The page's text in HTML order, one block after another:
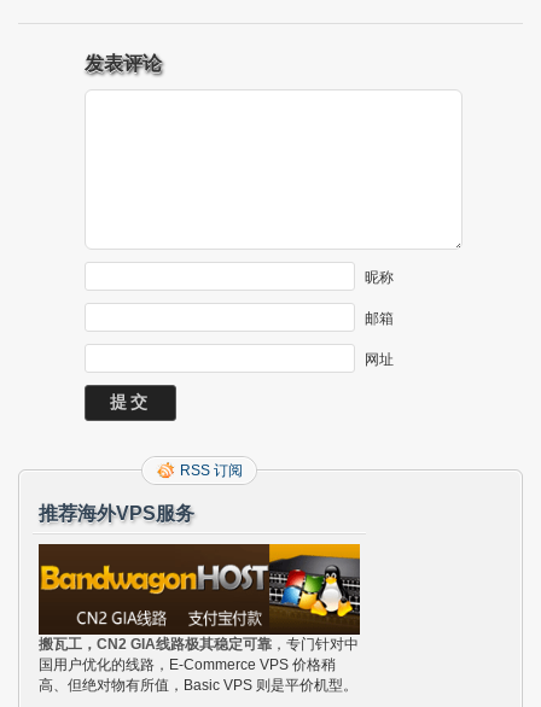
发表评论
昵称
邮箱
网址
RSS 订阅
推荐海外VPS服务
搬瓦工，CN2 GIA线路极其稳定可靠 ，专门针对中
国用户优化的线路，E-Commerce VPS 价格稍
高、但绝对物有所值，Basic VPS 则是平价机型。